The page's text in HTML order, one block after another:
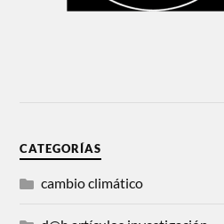
CATEGORÍAS
cambio climático